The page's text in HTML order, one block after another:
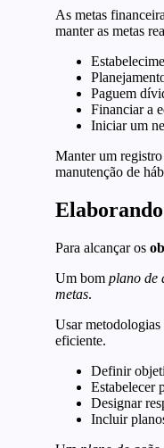
As metas
manter as metas
Paguem
Financiar a
Iniciar um
Manter um
manutenção de
Para alcançar os
Um bom plano de
metas.
Usar
eficiente.
Definir
Estabelecer
Designar
Incluir